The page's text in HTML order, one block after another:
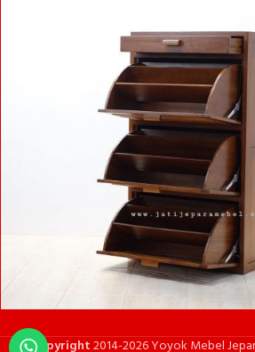
Copyright2014-2026 Yoyok Mebel